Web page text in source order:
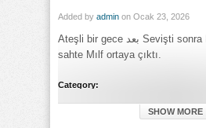
Added by admin on Ocak 23, 2026
Ateşli bir gece بعد Sevişti sonra Emlakçı tarafından
sahte Mılf ortaya çıktı.
Category:
SHOW MORE